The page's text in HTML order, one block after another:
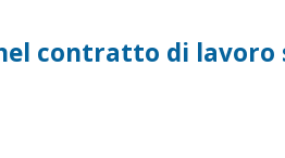
contratto di lavoro